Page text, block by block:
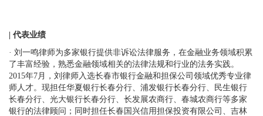
代表业绩
· 刘一鸣律师为多家银行提供非诉讼法律服务，在金融业务领域积累
了丰富经验，熟悉金融领域相关的法律法规和行业的法务实践。
2015年7月，刘律师入选长春市银行金融和担保公司领域优秀专业律
师人才。现担任华夏银行长春分行、浦发银行长春分行、民生银行
长春分行、光大银行长春分行、长发展农商行、春城农商行等多家
银行的法律顾问；同时担任长春国兴信用担保投资有限公司、吉林